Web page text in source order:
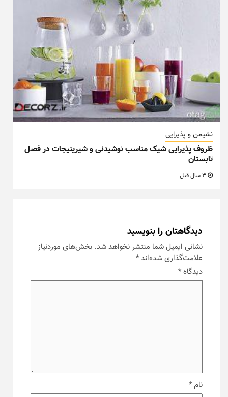
نشیمن و پذیرایی
ظروف پذیرایی شیک مناسب نوشیدنی و شیرینیجات در فصل
تابستان
دیدگاهتان را بنویسید
نشانی ایمیل شما منتشر نخواهد شد. بخش‌های موردنیاز
علامت‌گذاری شده‌اند*
دیدگاه*
نام*